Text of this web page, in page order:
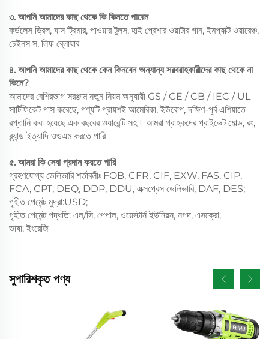
৩. আপনি আমাদের কাছ থেকে কি কিনতে পারেন
কর্ডলেস ড্রিল, ঘাস ট্রিমার, পাওয়ার টুলস, হাই প্রেশার ওয়াটার গান, ইমপ্যাক্ট ওয়ারেঞ্চ,
চেইনস স, লিফ ব্লোয়ার
৪. আপনি আমাদের কাছ থেকে কেন কিনবেন অন্যান্য সরবরাহকারীদের কাছ থেকে না
কিনে?
আমাদের বেশিরভাগ সরঞ্জাম নতুন নিয়ম অনুযায়ী GS / CE / CB / IEC / UL
সার্টিফিকেট পাস করেছে, পণ্যটি প্রায়শই আমেরিকা, ইউরোপ, দক্ষিণ-পূর্ব এশিয়াতে
রপ্তানি করা হয়েছে এক বছরের ওয়ারেন্টি সহ। আমরা গ্রাহকদের প্রাইভেট মোল্ড, রং,
ব্র্যান্ড ইত্যাদি ওওএম করতে পারি
৫. আমরা কি সেবা প্রদান করতে পারি
গ্রহণযোগ্য ডেলিভারি শর্তাবলীঃ FOB, CFR, CIF, EXW, FAS, CIP,
FCA, CPT, DEQ, DDP, DDU, এক্সপ্রেস ডেলিভারি, DAF, DES;
গৃহীত পেমেন্ট মুদ্রা:USD;
গৃহীত পেমেন্ট পদ্ধতি: এল/সি, পেপাল, ওয়েস্টার্ন ইউনিয়ন, নগদ, এসক্রো;
ভাষা: ইংরেজি
সুপারিশকৃত পণ্য